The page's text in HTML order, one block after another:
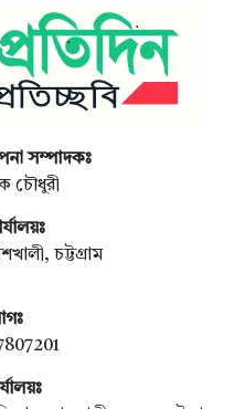
সম্পাদকঃ
চৌধুরী
চট্টগ্রাম